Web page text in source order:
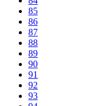
85
86
87
88
89
90
91
92
93